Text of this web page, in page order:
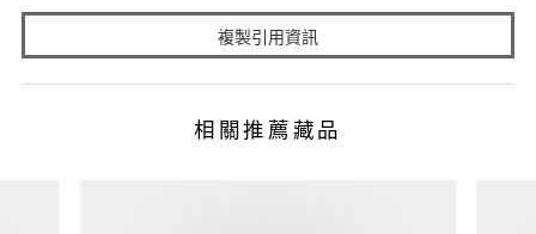
複製引用資訊
相關推薦藏品